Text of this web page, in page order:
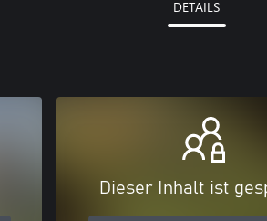
DETAILS
Dieser Inhalt ist